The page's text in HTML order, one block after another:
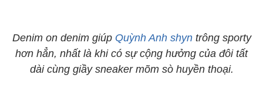
Denim on denim giúp Quỳnh Anh shyntrông sporty
hơn hẳn, nhất là khi có sự cộng hưởng của đôi tất
dài cùng giầy sneaker mõm sò huyền thoại.